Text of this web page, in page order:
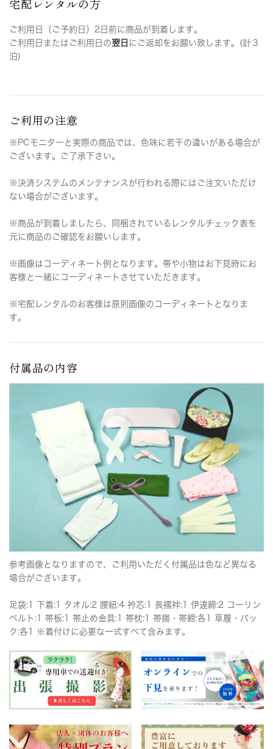
宅配レンタルの方
ご利用日（ご予約日）2日前に商品が到着します。
ご利用日またはご利用日の翌日 にご返却をお願い致します。(計３
泊)
ご利用の注意
※PCモニターと実際の商品では、色味に若干の違いがある場合が
ございます。ご了承下さい。
※決済システムのメンテナンスが行われる際にはご注文いただけ
ない場合がございます。
※商品が到着しましたら、同梱されているレンタルチェック表を
元に商品のご確認をお願いします。
※画像はコーディネート例となります。帯や小物はお下見時にお
客様と一緒にコーディネートさせていただきます。
※宅配レンタルのお客様は原則画像のコーディネートとなりま
す。
付属品の内容
参考画像となりますので、ご利用いただく付属品は色など異なる
場合がございます。
足袋:1 下着:1 タオル:2 腰紐:4 衿芯:1 長襦袢:1 伊達締:2 コーリン
ベルト:1 帯板:1 帯止め金具:1 帯枕:1 帯揚・帯締:各1 草履・バッ
ク:各1 ※着付けに必要な一式すべて含みます。